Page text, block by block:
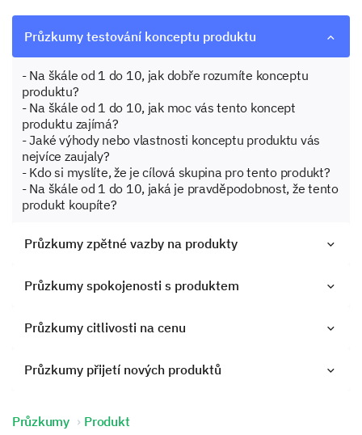
Průzkumy testování konceptu produktu
- Na škále od 1 do 10, jak dobře rozumíte konceptu
produktu?
- Na škále od 1 do 10, jak moc vás tento koncept
produktu zajímá?
- Jaké výhody nebo vlastnosti konceptu produktu vás
nejvíce zaujaly?
- Kdo si myslíte, že je cílová skupina pro tento produkt?
- Na škále od 1 do 10, jaká je pravděpodobnost, že tento
produkt koupíte?
Průzkumy zpětné vazby na produkty
Průzkumy spokojenosti s produktem
Průzkumy citlivosti na cenu
Průzkumy přijetí nových produktů
Průzkumy Produkt